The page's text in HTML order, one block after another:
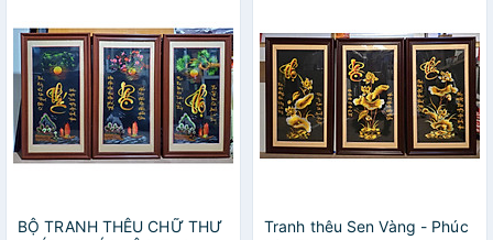
BỘ TRANH THÊU CHỮ THƯ
Tranh thêu Sen Vàng - Phúc